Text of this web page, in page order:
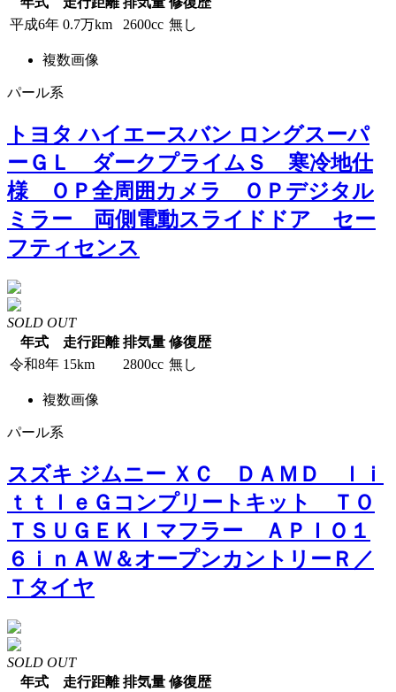
平成6年 0.7万km 2600cc 無し
複数画像
パール系
トヨタ ハイエースバン ロングスーパ
ーＧＬ ダークプライムＳ 寒冷地仕
様 ＯＰ全周囲カメラ ＯＰデジタル
ミラー 両側電動スライドドア セー
フティセンス
SOLD OUT
年式
走行距離 排気量 修復歴
令和8年 15km 2800cc 無し
複数画像
パール系
スズキ ジムニー ＸＣ ＤＡＭＤ ｌｉ
ｔｔｌｅＧコンプリートキット ＴＯ
ＴＳＵＧＥＫＩマフラー ＡＰＩＯ１
６ｉｎＡＷ＆オープンカントリーＲ／
Ｔタイヤ
SOLD OUT
年式
走行距離 排気量 修復歴